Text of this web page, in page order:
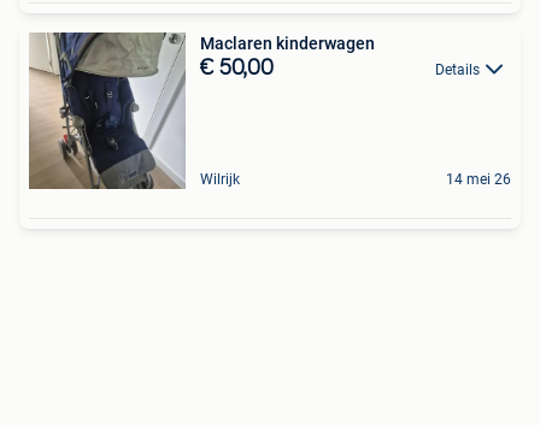
Maclaren kinderwagen
€ 50,00 Details
Wilrijk 14 mei 26